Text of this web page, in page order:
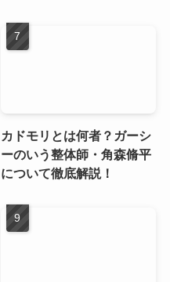
カドモリとは何者？ガーシ
ーのいう整体師・角森脩平
について徹底解説！